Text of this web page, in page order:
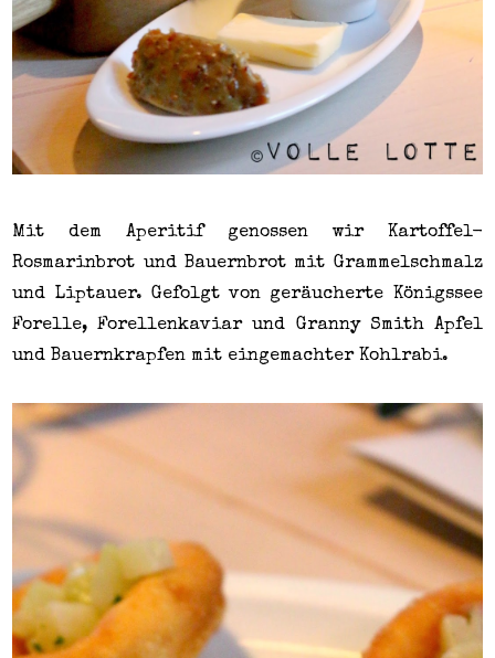
Mit dem Aperitif genossen wir Kartoffel-
Rosmarinbrot und Bauernbrot mit Grammelschmalz
und Liptauer. Gefolgt von geräucherte Königssee
Forelle, Forellenkaviar und Granny Smith Apfel
und Bauernkrapfen mit eingemachter Kohlrabi.